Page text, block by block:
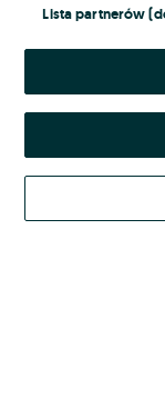
Nie pamiętasz hasła?
Kontynuując za
Lista partnerów